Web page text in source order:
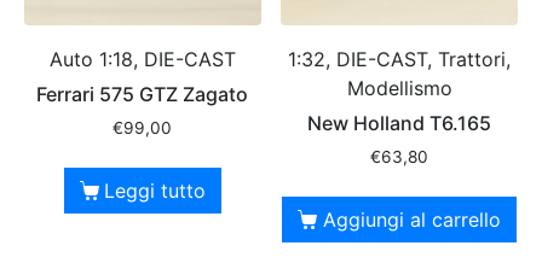
Auto 1:18, DIE-CAST
Ferrari 575 GTZ Zagato
€99,00
Leggi tutto
1:32, DIE-CAST, Trattori,
Modellismo
New Holland T6.165
€63,80
Aggiungi al carrello